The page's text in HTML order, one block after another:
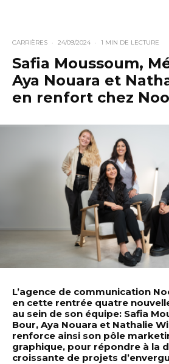
CARRIÈRES · 24/09/2024 · 1 MIN DE LECTURE
Safia Moussoum,
Aya Nouara et
en renfort chez
L’agence de communication
en cette rentrée quatre
au sein de son équipe: Safia
Bour, Aya Nouara et Nathalie
renforce ainsi son pôle
graphique, pour répondre à la
croissante de projets